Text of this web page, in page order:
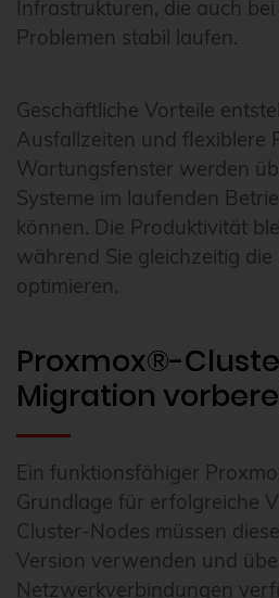
Infrastrukturen, die auch
Problemen stabil laufen.
Geschäftliche Vorteile
Ausfallzeiten und flexiblere
Wartungsfenster werden
Systeme im laufenden
können. Die Produktivität
während Sie gleichzeitig
optimieren.
Proxmox®-
Migration
Ein funktionsfähiger
Grundlage für erfolgreiche
Cluster-Nodes müssen
Version verwenden und
Netzwerkverbindungen